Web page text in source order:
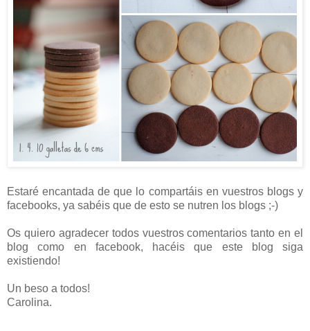
Estaré encantada de que lo compartáis en vuestros blogs y
facebooks, ya sabéis que de esto se nutren los blogs ;-)
Os quiero agradecer todos vuestros comentarios tanto en el
blog como en facebook, hacéis que este blog siga
existiendo!
Un beso a todos!
Carolina.